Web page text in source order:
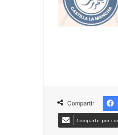
Compartir
Compartir por